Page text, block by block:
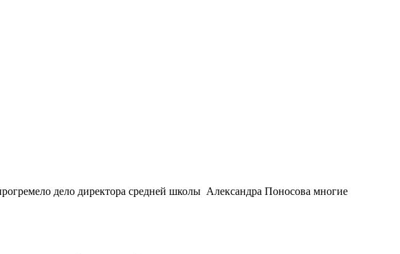
дело директора средней школы Александра Поносова многие